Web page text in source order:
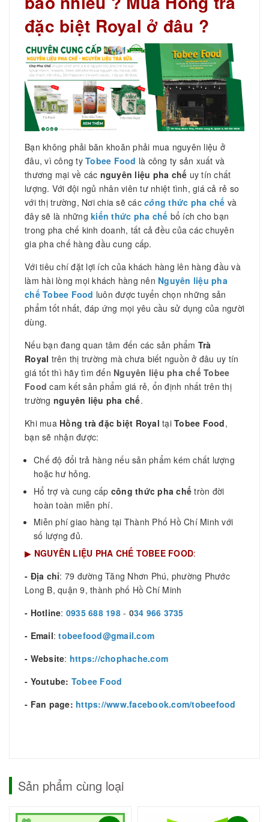
đặc biệt Royal ở đâu ?
Bạn không phải băn khoăn phải mua nguyên liệu ở
đâu, vì công ty Tobee Food là công ty sản xuất và
thương mại về các nguyên liệu pha chế uy tín chất
lượng. Với đội ngủ nhân viên tư nhiệt tình, giá cả rẻ so
với thị trường, Nơi chia sẽ các công thức pha chế và
đây sẽ là những kiến thức pha chế bổ ích cho bạn
trong pha chế kinh doanh, tất cả đều của các chuyên
gia pha chế hàng đầu cung cấp.
Với tiêu chí đặt lợi ích của khách hàng lên hàng đầu và
làm hài lòng mọi khách hàng nên Nguyên liệu pha
chế Tobee Food luôn được tuyển chọn những sản
phẩm tốt nhất, đáp ứng mọi yêu cầu sử dụng của người
dùng.
Nếu bạn đang quan tâm đến các sản phẩm Trà
Royal trên thị trường mà chưa biết nguồn ở đâu uy tín
giá tốt thì hãy tìm đến Nguyên liệu pha chế Tobee
Food cam kết sản phẩm giá rẻ, ổn định nhất trên thị
trường nguyên liệu pha chế.
Khi mua Hồng trà đặc biệt Royal tại Tobee Food,
bạn sẽ nhận được:
Chế độ đổi trả hàng nếu sản phẩm kém chất lượng
hoặc hư hỏng.
Hổ trợ và cung cấp công thức pha chế tròn đời
hoàn toàn miễn phí.
Miễn phí giao hàng tại Thành Phố Hồ Chí Minh với
số lượng đủ.
▶ NGUYÊN LIỆU PHA CHẾ TOBEE FOOD:
- Địa chỉ: 79 đường Tăng Nhơn Phú, phường Phước
Long B, quận 9, thành phố Hồ Chí Minh
- Hotline: 0935 688 198- 034 966 3735
- Email:tobeefood@gmail.com
- Website: https://chophache.com
- Youtube: Tobee Food
- Fan page: https://www.facebook.com/tobeefood
Sản phẩm cùng loại